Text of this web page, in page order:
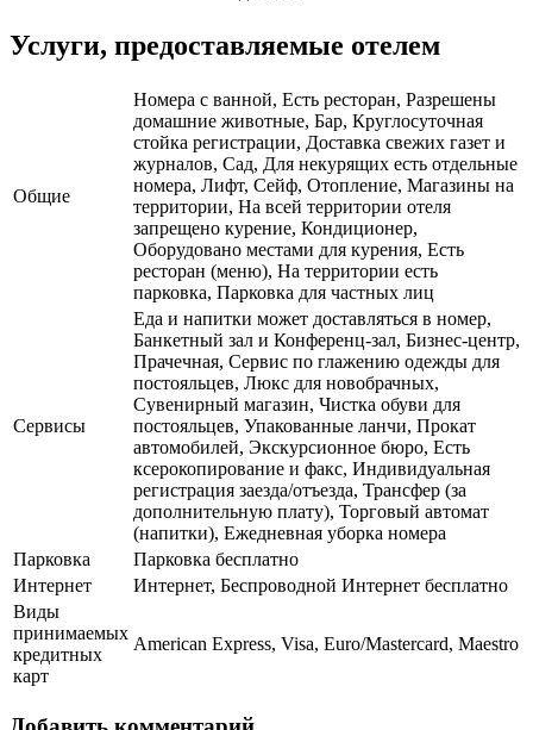
Услуги, предоставляемые отелем
Общие
Номера с ванной, Есть ресторан, Разрешены
домашние животные, Бар, Круглосуточная
стойка регистрации, Доставка свежих газет и
журналов, Сад, Для некурящих есть отдельные
номера, Лифт, Сейф, Отопление, Магазины на
территории, На всей территории отеля
запрещено курение, Кондиционер,
Оборудовано местами для курения, Есть
ресторан (меню), На территории есть
парковка, Парковка для частных лиц
Сервисы
Еда и напитки может доставляться в номер,
Банкетный зал и Конференц-зал, Бизнес-центр,
Прачечная, Сервис по глажению одежды для
постояльцев, Люкс для новобрачных,
Сувенирный магазин, Чистка обуви для
постояльцев, Упакованные ланчи, Прокат
автомобилей, Экскурсионное бюро, Есть
ксерокопирование и факс, Индивидуальная
регистрация заезда/отъезда, Трансфер (за
дополнительную плату), Торговый автомат
(напитки), Ежедневная уборка номера
Парковка
Парковка бесплатно
Интернет
Интернет, Беспроводной Интернет бесплатно
Виды
принимаемых
кредитных
карт
American Express, Visa, Euro/Mastercard, Maestro